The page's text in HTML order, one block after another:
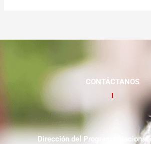
CONTÁCTANOS
Dirección del Programa Nacional